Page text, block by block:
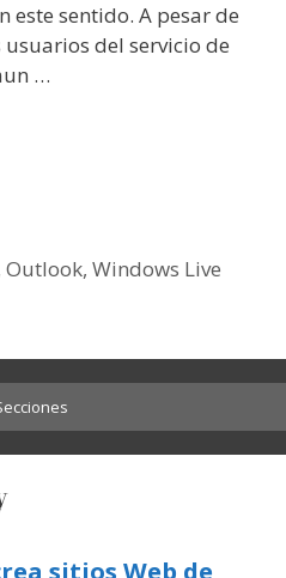
este sentido. A pesar de
usuarios del servicio de
…
Outlook,Windows Live